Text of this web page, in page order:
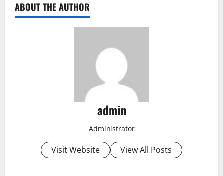
ABOUT THE AUTHOR
admin
Administrator
Visit Website View All Posts